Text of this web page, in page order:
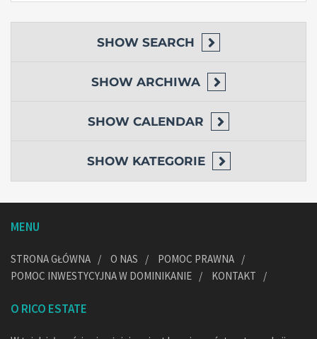
SHOW SEARCH
SHOW ARCHIWA
SHOW CALENDAR
SHOW KATEGORIE
MENU
STRONA GŁÓWNA O NAS
POMOC PRAWNA
POMOC INWESTYCYJNA W DOMINIKANIE
KONTAKT
O RICO ESTATE